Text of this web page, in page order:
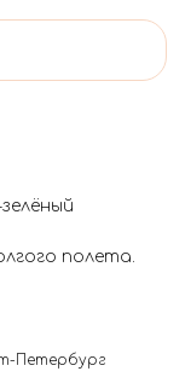
полета.
Петербург